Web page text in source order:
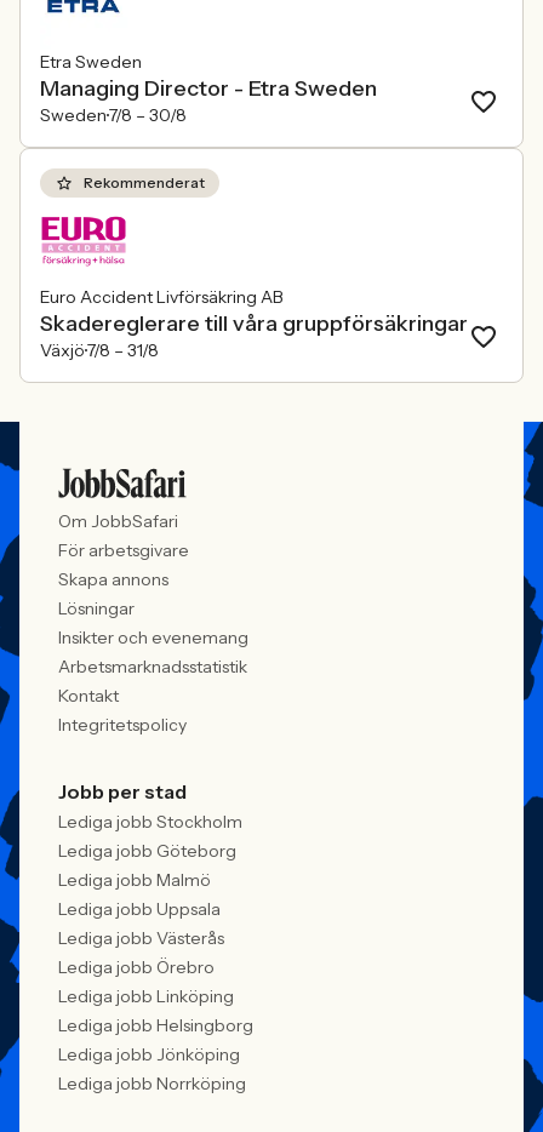
Etra Sweden
Managing Director - Etra Sweden
Sweden7/8 – 30/8
Rekommenderat
Euro Accident Livförsäkring AB
Skadereglerare till våra gruppförsäkringar
Växjö7/8 – 31/8
Om JobbSafari
För arbetsgivare
Skapa annons
Lösningar
Insikter och evenemang
Arbetsmarknadsstatistik
Kontakt
Integritetspolicy
Jobb per stad
Lediga jobb Stockholm
Lediga jobb Göteborg
Lediga jobb Malmö
Lediga jobb Uppsala
Lediga jobb Västerås
Lediga jobb Örebro
Lediga jobb Linköping
Lediga jobb Helsingborg
Lediga jobb Jönköping
Lediga jobb Norrköping